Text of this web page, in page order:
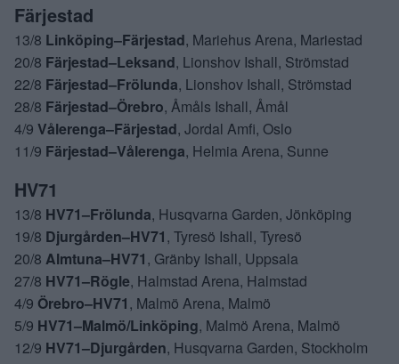
Färjestad
13/8 Linköping–Färjestad, Mariehus Arena, Mariestad
20/8 Färjestad–Leksand, Lionshov Ishall, Strömstad
22/8 Färjestad–Frölunda, Lionshov Ishall, Strömstad
28/8 Färjestad–Örebro, Åmåls Ishall, Åmål
4/9 Vålerenga–Färjestad, Jordal Amfi, Oslo
11/9 Färjestad–Vålerenga, Helmia Arena, Sunne
HV71
13/8 HV71–Frölunda, Husqvarna Garden, Jönköping
19/8 Djurgården–HV71, Tyresö Ishall, Tyresö
20/8 Almtuna–HV71, Gränby Ishall, Uppsala
27/8 HV71–Rögle, Halmstad Arena, Halmstad
4/9 Örebro–HV71, Malmö Arena, Malmö
5/9 HV71–Malmö/Linköping, Malmö Arena, Malmö
12/9 HV71–Djurgården, Husqvarna Garden, Stockholm